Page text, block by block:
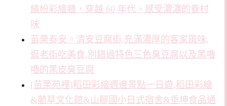
繽紛彩繪牆，穿越 60 年代，感受濃濃的眷村
味
苗栗泰安。清安豆腐街,充滿濃厚的客家風味,
逛老街吃美食,別錯過特色三色臭豆腐以及黑嚕
嚕的黑皮臭豆腐
[苗栗苑裡]稻田彩繪週邊景點一日遊,稻田彩繪
&藺草文化館&山腳國小日式宿舍&垂坤食品通